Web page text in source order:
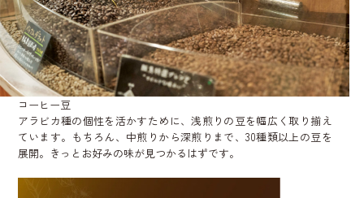
コーヒー豆
アラビカ種の個性を活かすために、浅煎りの豆を幅広く取り揃え
ています。もちろん、中煎りから深煎りまで、30種類以上の豆を
展開。きっとお好みの味が見つかるはずです。